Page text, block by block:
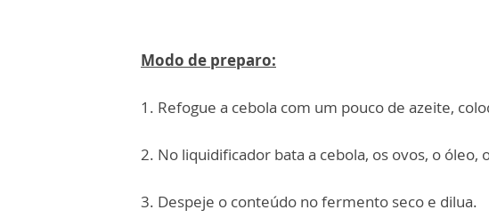
Modo de preparo:
1. Refogue a cebola com um pouco de azeite,
2. No liquidificador bata a cebola, os ovos, o óleo,
3. Despeje o conteúdo no fermento seco e dilua.